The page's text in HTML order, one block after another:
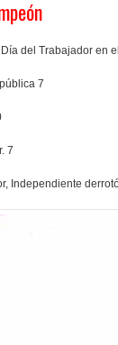
del Trabajador en
7
7
Independiente